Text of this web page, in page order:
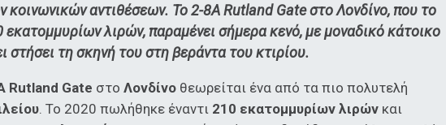
αντιθέσεων. Το 2-8A Rutland Gate στο Λονδίνο, που το
λιρών, παραμένει σήμερα κενό, με μοναδικό κάτοικο
στήσει τη σκηνή του στη βεράντα του κτιρίου.
Rutland Gate στο Λονδίνο θεωρείται ένα από τα πιο πολυτελή
. Το 2020 πωλήθηκε έναντι 210 εκατομμυρίων λιρών και